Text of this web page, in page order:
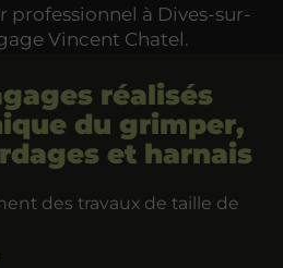
professionnel à Dives-sur-
Vincent Chatel.
réalisés
du grimper,
et harnais
des travaux de taille de